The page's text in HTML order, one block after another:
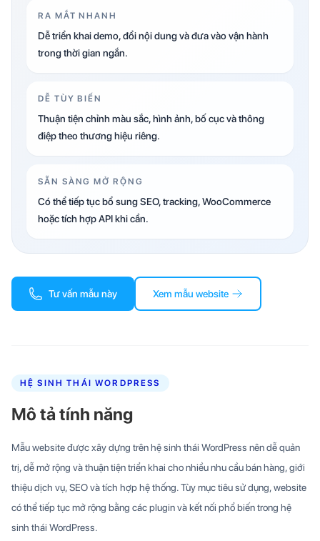
RA MẮT NHANH
Dễ triển khai demo, đổi nội dung và đưa vào vận hành
trong thời gian ngắn.
DỄ TÙY BIẾN
Thuận tiện chỉnh màu sắc, hình ảnh, bố cục và thông
điệp theo thương hiệu riêng.
SẴN SÀNG MỞ RỘNG
Có thể tiếp tục bổ sung SEO, tracking, WooCommerce
hoặc tích hợp API khi cần.
Tư vấn mẫu này Xem mẫu website
HỆ SINH THÁI WORDPRESS
Mô tả tính năng
Mẫu website được xây dựng trên hệ sinh thái WordPress nên dễ quản
trị, dễ mở rộng và thuận tiện triển khai cho nhiều nhu cầu bán hàng, giới
thiệu dịch vụ, SEO và tích hợp hệ thống. Tùy mục tiêu sử dụng, website
có thể tiếp tục mở rộng bằng các plugin và kết nối phổ biến trong hệ
sinh thái WordPress.